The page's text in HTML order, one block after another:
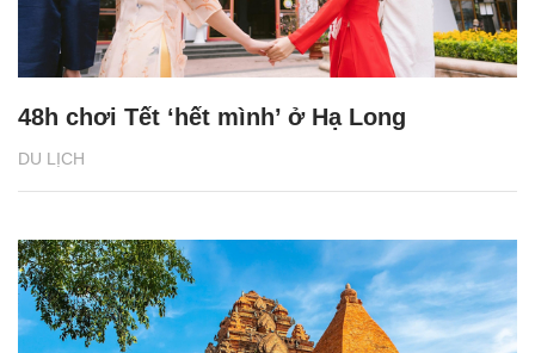
DU LỊCH
48h chơi Tết ‘hết mình’ ở Hạ Long